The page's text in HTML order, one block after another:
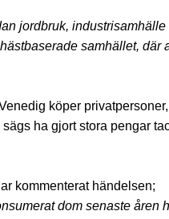
jordbruk, industrisamhälle
samhället, där
köper privatpersoner,
ha gjort stora pengar
kommenterat händelsen;
dom senaste åren